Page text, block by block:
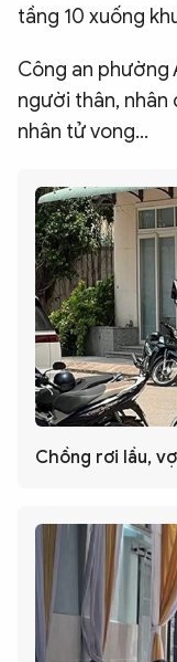
tầng 10 xuống
Công an phường
người thân, nhân
nhân tử vong…
Chồng rơi lầu,